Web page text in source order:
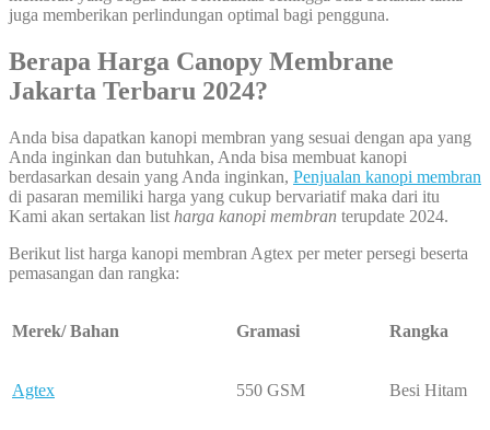
juga memberikan perlindungan optimal bagi pengguna.
Berapa Harga Canopy Membrane
Jakarta Terbaru 2024?
Anda bisa dapatkan kanopi membran yang sesuai dengan apa yang
Anda inginkan dan butuhkan, Anda bisa membuat kanopi
berdasarkan desain yang Anda inginkan, Penjualan kanopi membran
di pasaran memiliki harga yang cukup bervariatif maka dari itu
Kami akan sertakan list harga kanopi membran terupdate 2024.
Berikut list harga kanopi membran Agtex per meter persegi beserta
pemasangan dan rangka:
Merek/ Bahan Gramasi Rangka
Agtex 550 GSM Besi Hitam